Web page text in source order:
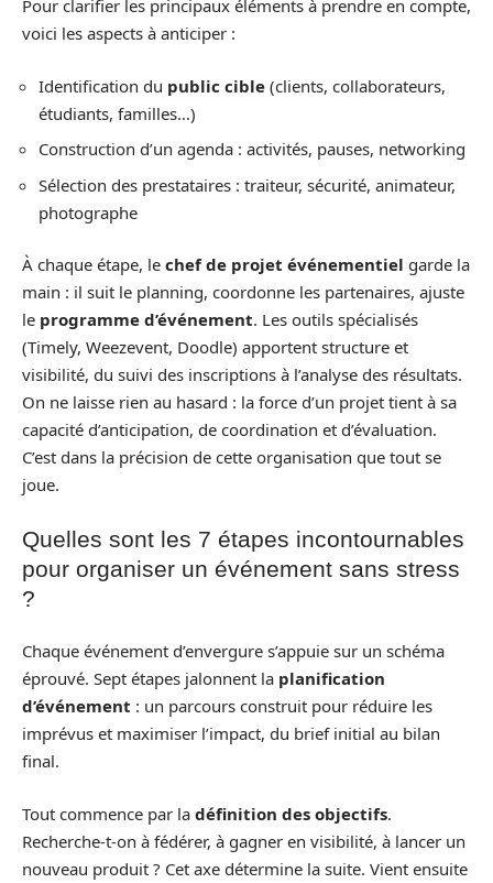
Pour clarifier les principaux éléments à prendre en compte,
voici les aspects à anticiper :
Identification du public cible (clients, collaborateurs,
étudiants, familles…)
Construction d’un agenda : activités, pauses, networking
Sélection des prestataires : traiteur, sécurité, animateur,
photographe
À chaque étape, le chef de projet événementiel garde la
main : il suit le planning, coordonne les partenaires, ajuste
le programme d’événement. Les outils spécialisés
(Timely, Weezevent, Doodle) apportent structure et
visibilité, du suivi des inscriptions à l’analyse des résultats.
On ne laisse rien au hasard : la force d’un projet tient à sa
capacité d’anticipation, de coordination et d’évaluation.
C’est dans la précision de cette organisation que tout se
joue.
Quelles sont les 7 étapes incontournables
pour organiser un événement sans stress
?
Chaque événement d’envergure s’appuie sur un schéma
éprouvé. Sept étapes jalonnent la planification
d’événement : un parcours construit pour réduire les
imprévus et maximiser l’impact, du brief initial au bilan
final.
Tout commence par la définition des objectifs.
Recherche-t-on à fédérer, à gagner en visibilité, à lancer un
nouveau produit ? Cet axe détermine la suite. Vient ensuite